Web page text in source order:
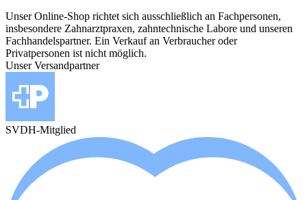
Unser Online-Shop richtet sich ausschließlich an Fachpersonen,
insbesondere Zahnarztpraxen, zahntechnische Labore und unseren
Fachhandelspartner. Ein Verkauf an Verbraucher oder
Privatpersonen ist nicht möglich.
Unser Versandpartner
SVDH-Mitglied